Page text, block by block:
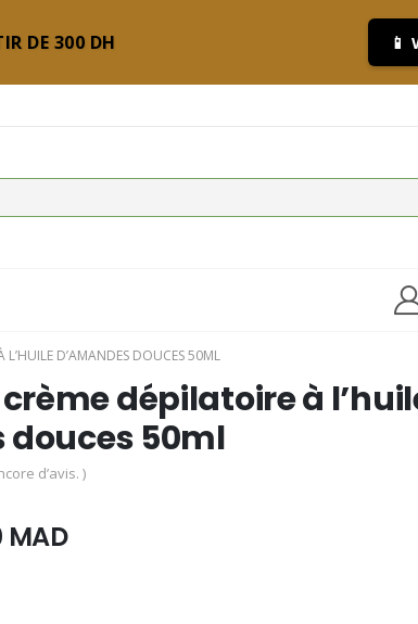
DE 300 DH 📱
L’HUILE D’AMANDES DOUCES 50ML
dépilatoire à
douces 50ml
d’avis. )
MADLe